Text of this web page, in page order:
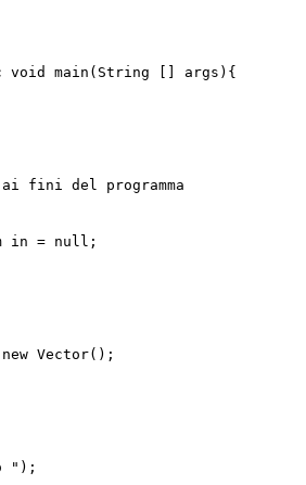
void main(String [] args){
fini del programma
in = null;
Vector();
");